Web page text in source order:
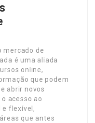
mercado de
é uma aliada
online,
que podem
abrir novos
acesso ao
e flexível,
que antes